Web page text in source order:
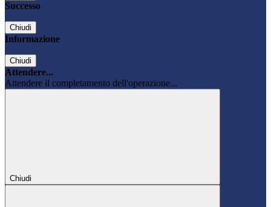
Successo
Chiudi
Informazione
Chiudi
Attendere...
Attendere il completamento dell'operazione...
Chiudi